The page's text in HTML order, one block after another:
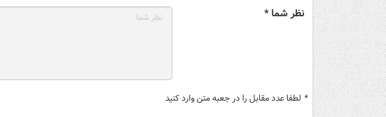
نظر شما *
* لطفا عدد مقابل را در جعبه متن وارد کنید